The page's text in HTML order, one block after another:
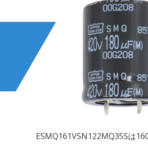
ESMQ161VSN122MQ35Sは